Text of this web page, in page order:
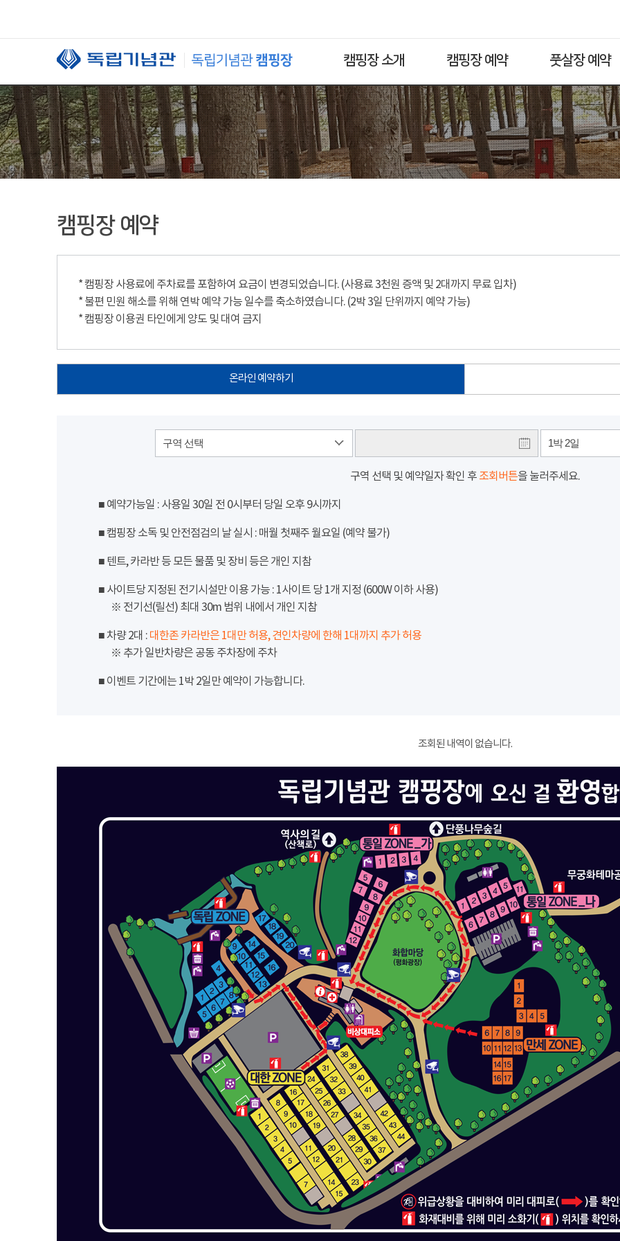
캠핑장 소개 캠핑장 예약 풋살장 예약
캠핑장 예약
* 캠핑장 사용료에 주차료를 포함하여 요금이 변경되었습니다. (사용료 3천원 증액 및 2대까지 무료 입차)
* 불편 민원 해소를 위해 연박 예약 가능 일수를 축소하였습니다. (2박 3일 단위까지 예약 가능)
* 캠핑장 이용권 타인에게 양도 및 대여 금지
온라인 예약하기
구역 선택 1박 2일
구역 선택 및 예약일자 확인 후 조회버튼을 눌러주세요.
■ 예약가능일 : 사용일 30일 전 0시부터 당일 오후 9시까지
■ 캠핑장 소독 및 안전점검의 날 실시 : 매월 첫째주 월요일 (예약 불가)
■ 텐트, 카라반 등 모든 물품 및 장비 등은 개인 지참
■ 사이트당 지정된 전기시설만 이용 가능 : 1사이트 당 1개 지정 (600W 이하 사용)
※ 전기선(릴선) 최대 30m 범위 내에서 개인 지참
■ 차량 2대 : 대한존 카라반은 1대만 허용, 견인차량에 한해 1대까지 추가 허용
※ 추가 일반차량은 공동 주차장에 주차
■ 이벤트 기간에는 1박 2일만 예약이 가능합니다.
조회된 내역이 없습니다.